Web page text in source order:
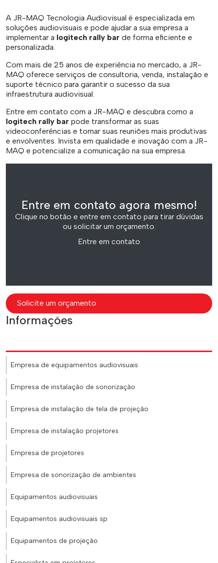
A JR-MAQ Tecnologia Audiovisual é especializada em
soluções audiovisuais e pode ajudar a sua empresa a
implementar a logitech rally bar de forma eficiente e
personalizada.
Com mais de 25 anos de experiência no mercado, a JR-
MAQ oferece serviços de consultoria, venda, instalação e
suporte técnico para garantir o sucesso da sua
infraestrutura audiovisual.
Entre em contato com a JR-MAQ e descubra como a
logitech rally bar pode transformar as suas
videoconferências e tornar suas reuniões mais produtivas
e envolventes. Invista em qualidade e inovação com a JR-
MAQ e potencialize a comunicação na sua empresa.
Entre em contato agora mesmo!
Clique no botão e entre em contato para tirar dúvidas
ou solicitar um orçamento.
Entre em contato
Solicite um orçamento
Informações
Empresa de equipamentos audiovisuais
Empresa de instalação de sonorização
Empresa de instalação de tela de projeção
Empresa de instalação projetores
Empresa de projetores
Empresa de sonorização de ambientes
Equipamentos audiovisuais
Equipamentos audiovisuais sp
Equipamentos de projeção